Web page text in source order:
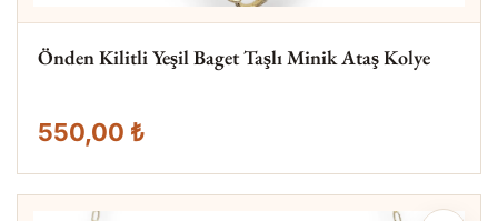
Önden Kilitli Yeşil Baget Taşlı Minik Ataş Kolye
550,00 ₺